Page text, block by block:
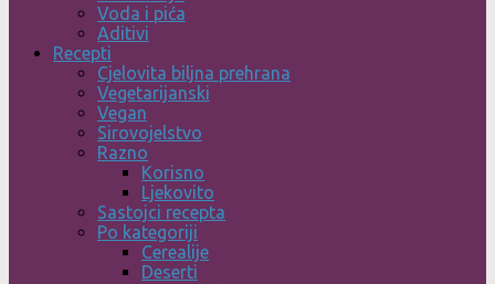
Voda i pića
Aditivi
Recepti
Cjelovita biljna prehrana
Vegetarijanski
Vegan
Sirovojelstvo
Razno
Korisno
Ljekovito
Sastojci recepta
Po kategoriji
Cerealije
Deserti